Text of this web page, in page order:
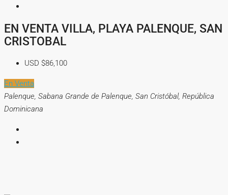
EN VENTA VILLA, PLAYA PALENQUE, SAN
CRISTOBAL
USD $86,100
En Venta
Palenque, Sabana Grande de Palenque, San Cristóbal, República
Dominicana